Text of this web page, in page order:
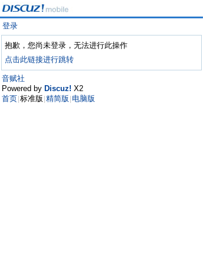
登录
抱歉，您尚未登录，无法进行此操作
点击此链接进行跳转
音赋社
Powered by Discuz! X2
首页 标准版 精简版 电脑版